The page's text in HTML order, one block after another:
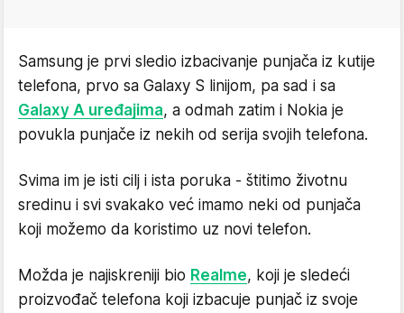
Samsung je prvi sledio izbacivanje punjača iz kutije
telefona, prvo sa Galaxy S linijom, pa sad i sa
Galaxy A uređajima, a odmah zatim i Nokia je
povukla punjače iz nekih od serija svojih telefona.
Svima im je isti cilj i ista poruka - štitimo životnu
sredinu i svi svakako već imamo neki od punjača
koji možemo da koristimo uz novi telefon.
Možda je najiskreniji bio Realme, koji je sledeći
proizvođač telefona koji izbacuje punjač iz svoje